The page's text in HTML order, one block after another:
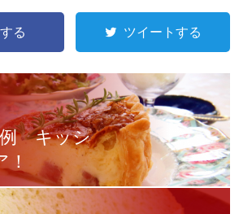
る ツイートする
例 キッシ
！